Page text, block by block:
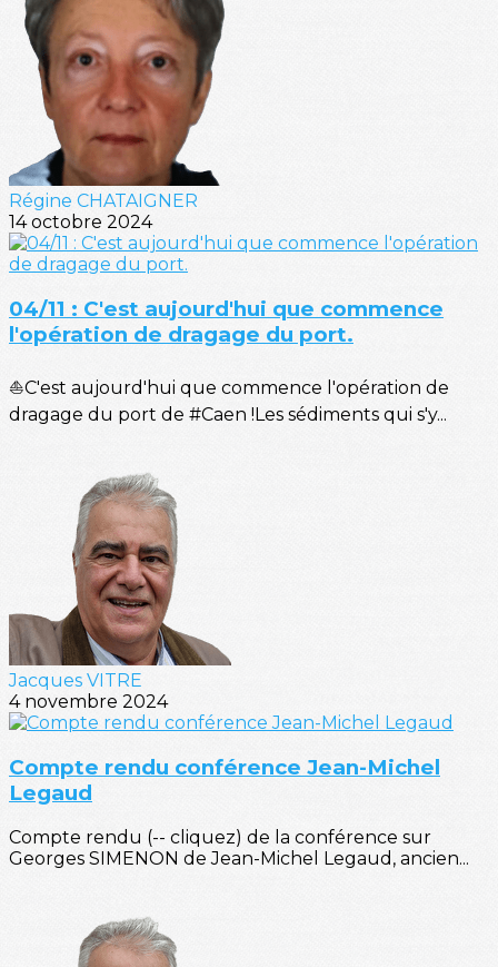
Régine CHATAIGNER
14 octobre 2024
04/11 : C'est aujourd'hui que commence
l'opération de dragage du port.
⛵C'est aujourd'hui que commence l'opération de
dragage du port de #Caen !Les sédiments qui s'y...
Jacques VITRE
4 novembre 2024
Compte rendu conférence Jean-Michel
Legaud
Compte rendu (-- cliquez) de la conférence sur
Georges SIMENON de Jean-Michel Legaud, ancien...